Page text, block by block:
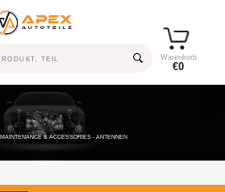
Warenkorb
€0
MAINTENANCE & ACCESSORIES - ANTENNEN